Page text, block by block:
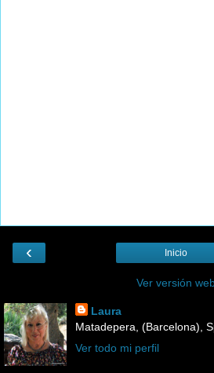
‹ Inicio
Ver versión
Laura
Matadepera, (Barcelona),
Ver todo mi perfil